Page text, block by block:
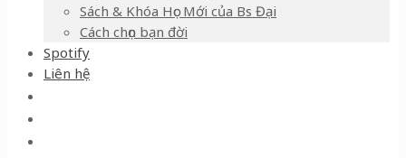
Sách & Khóa Học Mới của Bs Đại
Cách chọn bạn đời
Spotify
Liên hệ